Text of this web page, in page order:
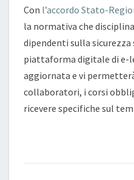
Con l’accordo Stato-
la normativa che
dipendenti sulla sicurezza
piattaforma digitale di e-
aggiornata e vi
collaboratori, i corsi
ricevere specifiche sul